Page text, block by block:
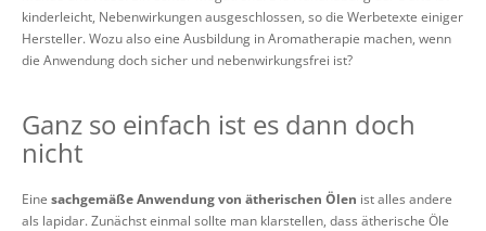
kinderleicht, Nebenwirkungen ausgeschlossen, so die Werbetexte einiger
Hersteller. Wozu also eine Ausbildung in Aromatherapie machen, wenn
die Anwendung doch sicher und nebenwirkungsfrei ist?
Ganz so einfach ist es dann doch
nicht
Eine sachgemäße Anwendung von ätherischen Ölen ist alles andere
als lapidar. Zunächst einmal sollte man klarstellen, dass ätherische Öle